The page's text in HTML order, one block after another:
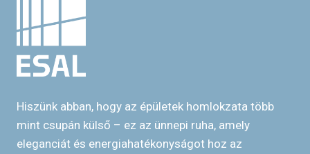
Hiszünk abban, hogy az épületek homlokzata több
mint csupán külső – ez az ünnepi ruha, amely
eleganciát és energiahatékonyságot hoz az